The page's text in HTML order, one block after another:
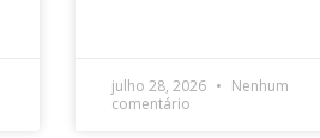
julho 28, 2026
Nenhum
comentário